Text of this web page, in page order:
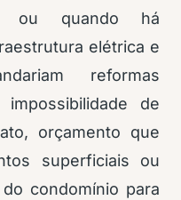
ou quando há
elétrica e
reformas
de
orçamento que
superficiais ou
condomínio para